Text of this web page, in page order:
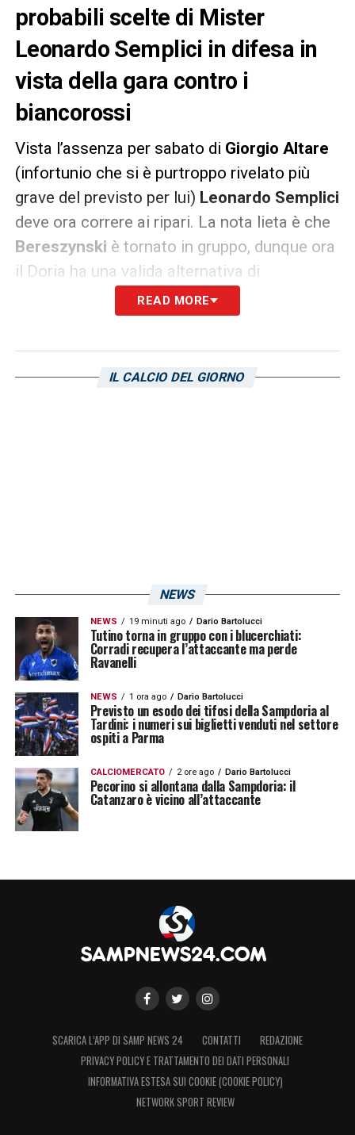
probabili scelte di Mister
Leonardo Semplici in difesa in
vista della gara contro i
biancorossi
Vista l’assenza per sabato di Giorgio Altare
(infortunio che si è purtroppo rivelato più
grave del previsto per lui) Leonardo Semplici
deve ora correre ai ripari. La nota lieta è che
Bereszynski è tornato in gruppo, dunque ora
il Doria ha una valida alternativa di
esperienza e affidabilità sia da schierare da
braccetto sia sulla fascia destra per
Semplici si affidi al trio costituito da
READ MORE
IL CALCIO DEL GIORNO
NEWS
NEWS 19 minuti ago Dario Bartolucci
Tutino torna in gruppo con i blucerchiati:
Corradi recupera l’attaccante ma perde
Ravanelli
NEWS 1 ora ago Dario Bartolucci
Previsto un esodo dei tifosi della Sampdoria al
Tardini: i numeri sui biglietti venduti nel settore
ospiti a Parma
CALCIOMERCATO 2 ore ago Dario Bartolucci
Pecorino si allontana dalla Sampdoria: il
Catanzaro è vicino all’attaccante
SCARICA L’APP DI SAMP NEWS 24 CONTATTI
REDAZIONE
PRIVACY POLICY E TRATTAMENTO DEI DATI PERSONALI
INFORMATIVA ESTESA SUI COOKIE (COOKIE POLICY)
NETWORK SPORT REVIEW